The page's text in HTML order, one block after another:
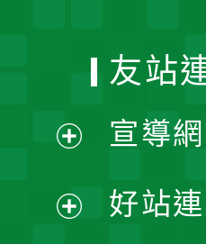
開
友站
宣導
好站